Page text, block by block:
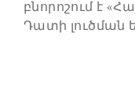
բնորոշում է
Դատի լուծման